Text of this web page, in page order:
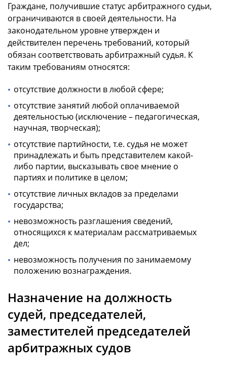
Граждане, получившие статус арбитражного судьи,
ограничиваются в своей деятельности. На
законодательном уровне утвержден и
действителен перечень требований, который
обязан соответствовать арбитражный судья. К
таким требованиям относятся:
отсутствие должности в любой сфере;
отсутствие занятий любой оплачиваемой
деятельностью (исключение – педагогическая,
научная, творческая);
отсутствие партийности, т.е. судья не может
принадлежать и быть представителем какой-
либо партии, высказывать свое мнение о
партиях и политике в целом;
отсутствие личных вкладов за пределами
государства;
невозможность разглашения сведений,
относящихся к материалам рассматриваемых
дел;
невозможность получения по занимаемому
положению вознаграждения.
Назначение на должность
судей, председателей,
заместителей председателей
арбитражных судов